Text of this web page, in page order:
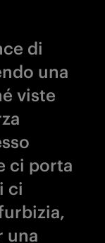
di
una
viste
ci porta
ci
una